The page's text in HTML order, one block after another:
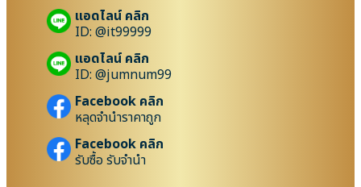
แอดไลน์ คลิก
ID: @it99999
แอดไลน์ คลิก
ID: @jumnum99
Facebook คลิก
หลุดจำนำราคาถูก
Facebook คลิก
รับซื้อ รับจำนำ